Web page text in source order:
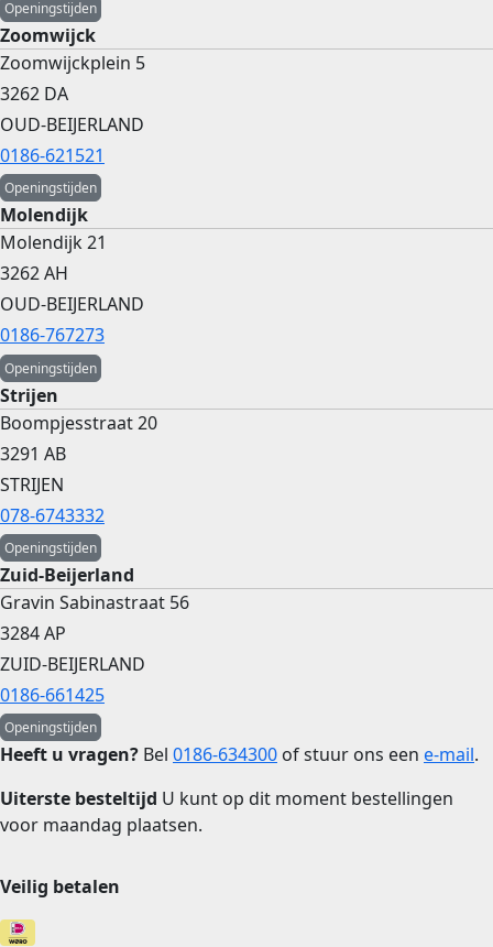
Openingstijden
Zoomwijck
Zoomwijckplein 5
3262 DA
OUD-BEIJERLAND
0186-621521
Openingstijden
Molendijk
Molendijk 21
3262 AH
OUD-BEIJERLAND
0186-767273
Openingstijden
Strijen
Boompjesstraat 20
3291 AB
STRIJEN
078-6743332
Openingstijden
Zuid-Beijerland
Gravin Sabinastraat 56
3284 AP
ZUID-BEIJERLAND
0186-661425
Openingstijden
Heeft u vragen? Bel 0186-634300 of stuur ons een e-mail.
Uiterste besteltijd U kunt op dit moment bestellingen
voor maandag plaatsen.
Veilig betalen